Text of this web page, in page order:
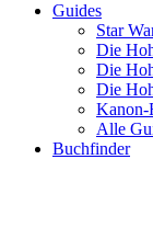
Guides
Star
Die
Die
Die
Kanon-
Alle
Buchfinder